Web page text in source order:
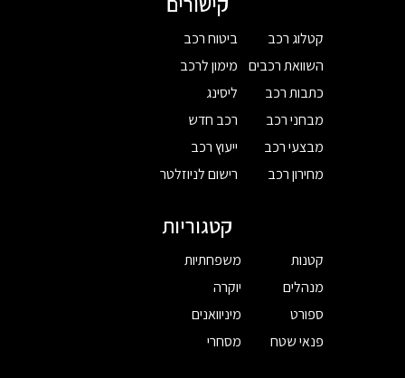
קטלוג רכב
השוואת רכבים
כתבות רכב
מבחני רכב
מבצעי רכב
מחירון רכב
ביטוח רכב
מימון לרכב
ליסינג
רכב חדש
ייעוץ רכב
רישום לניוזלטר
קטגוריות
קטנות
מנהלים
ספורט
פנאי שטח
משפחתיות
יוקרה
מיניוואנים
מסחרי